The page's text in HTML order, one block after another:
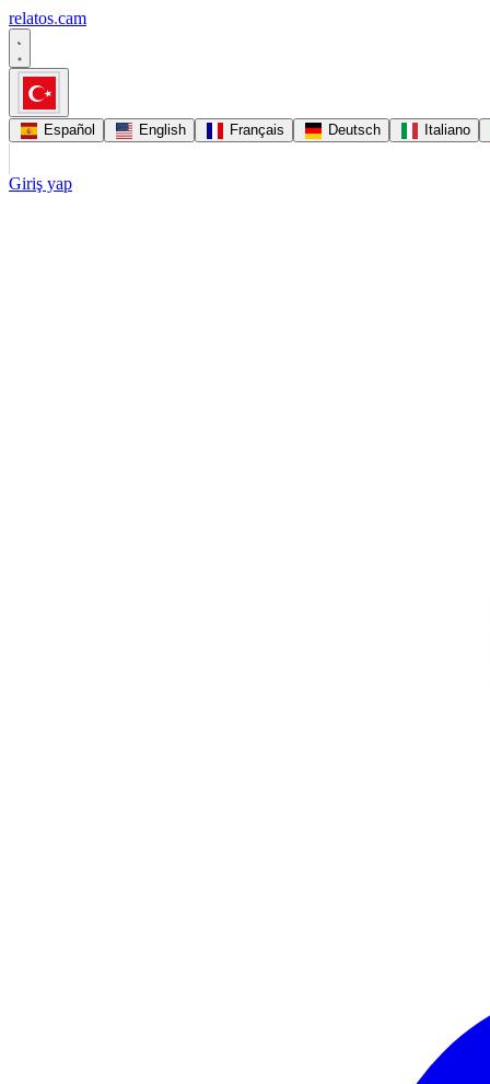
relatos.cam
Español English Français Deutsch Italiano
Giriş yap